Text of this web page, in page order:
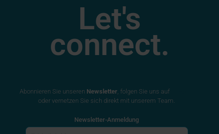
Let's
connect.
Abonnieren Sie unseren Newsletter, folgen Sie uns auf
oder vernetzen Sie sich direkt mit unserem Team.
Newsletter-Anmeldung